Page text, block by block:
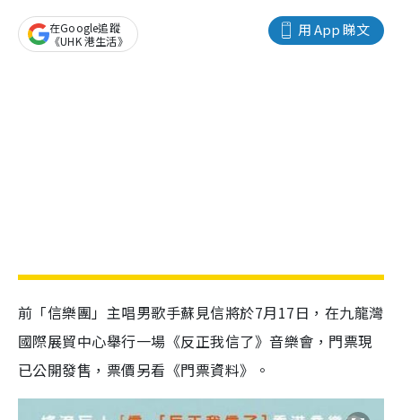
用 App 睇文
在Google追蹤
《UHK 港生活》
前「信樂團」主唱男歌手蘇見信將於7月17日，在九龍灣
國際展貿中心舉行一場《反正我信了》音樂會，門票現
已公開發售，票價另看《門票資料》。